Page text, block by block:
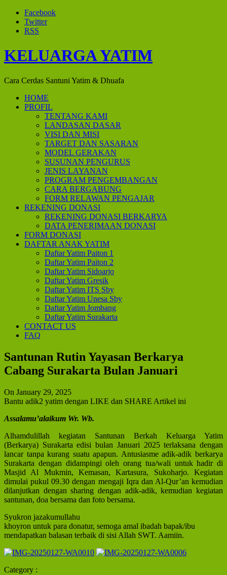
Facebook
Twitter
RSS
KELUARGA YATIM
Cara Cerdas Santuni Yatim & Dhuafa
HOME
PROFIL
TENTANG KAMI
LANDASAN DASAR
VISI DAN MISI
TARGET DAN SASARAN
MODEL GERAKAN
SUSUNAN PENGURUS
JENIS LAYANAN
PROGRAM PENGEMBANGAN
CARA BERGABUNG
FORM RELAWAN PENGAJAR
REKENING DONASI
REKENING DONASI BERKARYA
DATA PENERIMAAN DONASI
FORM DONASI
DAFTAR ANAK YATIM
Daftar Yatim Paiton 1
Daftar Yatim Paiton 2
Daftar Yatim Sidoarjo
Daftar Yatim Gresik
Daftar Yatim ITS Sby
Daftar Yatim Unesa Sby
Daftar Yatim Jombang
Daftar Yatim Surakarta
CONTACT US
FAQ
Santunan Rutin Yayasan Berkarya
Cabang Surakarta Bulan Januari
On January 29, 2025
Bantu adik2 yatim dengan LIKE dan SHARE Artikel ini
Assalamu’alaikum Wr. Wb.
Alhamdulillah kegiatan Santunan Berkah Keluarga Yatim
(Berkarya) Surakarta edisi bulan Januari 2025 terlaksana dengan
lancar tanpa kurang suatu apapun. Antusiasme adik-adik berkarya
Surakarta dengan didampingi oleh orang tua/wali untuk hadir di
Masjid Al Mukmin, Kemasan, Kartasura, Sukoharjo. Kegiatan
dimulai pukul 09.30 dengan mengaji Iqra dan Al-Qur’an kemudian
dilanjutkan dengan sharing dengan adik-adik, kemudian kegiatan
santunan, doa bersama dan foto bersama.
Syukron jazakumullahu
khoyron untuk para donatur, semoga amal ibadah bapak/ibu
mendapatkan balasan terbaik di sisi Allah SWT. Aamiin.
Category :